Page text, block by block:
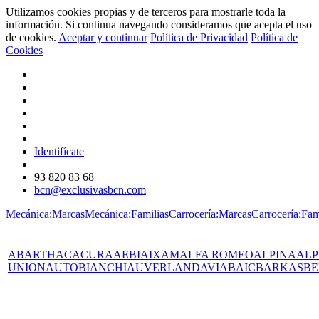
Utilizamos cookies propias y de terceros para mostrarle toda la
información. Si continua navegando consideramos que acepta el uso
de cookies. Aceptar y continuar Política de Privacidad Política de
Cookies
Identifícate
93 820 83 68
bcn@exclusivasbcn.com
Mecánica:MarcasMecánica:FamiliasCarrocería:Marcas
ABARTHACACURAAEBIAIXAMALFA ROMEOALPINA
UNIONAUTOBIANCHIAUVERLANDAVIABAICBARKAS